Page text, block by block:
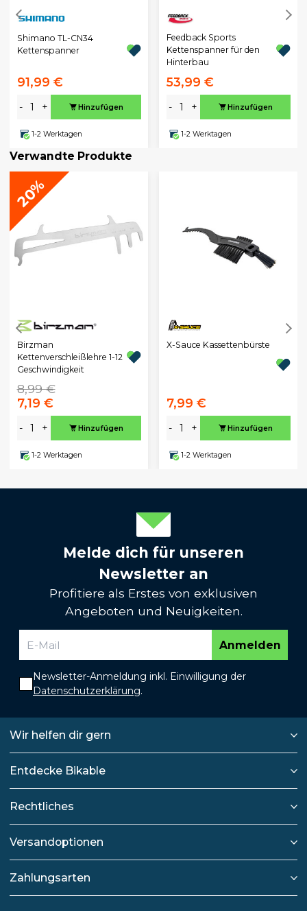
Shimano TL-CN34
Kettenspanner
91,99 €
- + Hinzufügen
1-2 Werktagen
Feedback Sports
Kettenspanner für den
Hinterbau
53,99 €
- + Hinzufügen
1-2 Werktagen
Verwandte Produkte
20%
Birzman
Kettenverschleißlehre 1-12
Geschwindigkeit
8,99 €
7,19 €
- + Hinzufügen
1-2 Werktagen
X-Sauce Kassettenbürste
7,99 €
- + Hinzufügen
1-2 Werktagen
Melde dich für unseren
Newsletter an
Profitiere als Erstes von exklusiven
Angeboten und Neuigkeiten.
Anmelden
Newsletter-Anmeldung inkl. Einwilligung der
Datenschutzerklärung.
Wir helfen dir gern
Entdecke Bikable
Rechtliches
Versandoptionen
Zahlungsarten